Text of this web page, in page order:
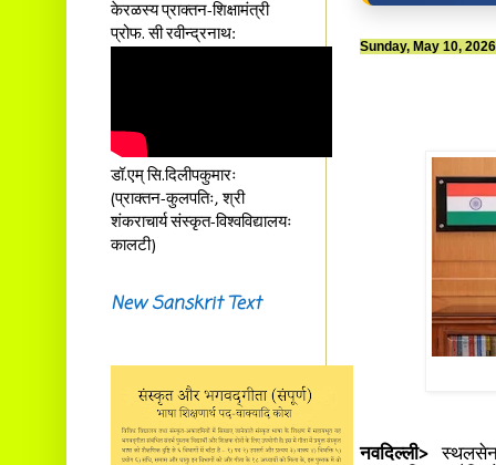
Sunday, May 10, 2026
नवदिल्ली>
केरळस्य प्राक्तन-शिक्षामंत्री
प्रोफ. सी रवीन्द्रनाथ:
डॉ.एम् सि.दिलीपकुमारः
(प्राक्तन-कुलपतिः, श्री
शंकराचार्य संस्कृत-विश्वविद्यालयः
कालटी)
New Sanskrit Text